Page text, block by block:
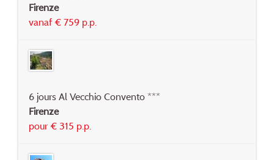
Firenze
vanaf € 759 p.p.
6 jours Al Vecchio Convento ***
Firenze
pour € 315 p.p.